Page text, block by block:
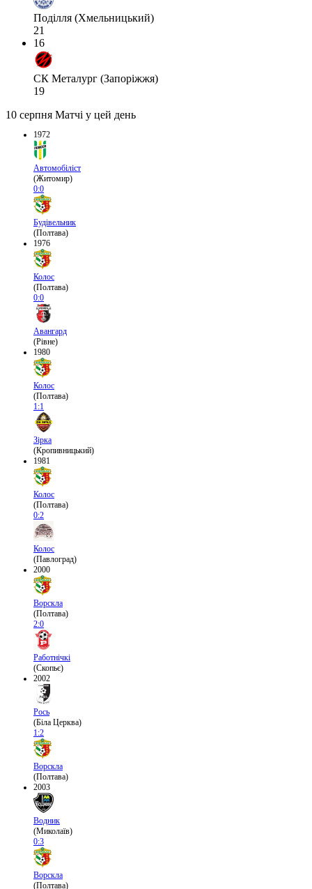
Поділля (Хмельницький)
21
16
СК Металург (Запоріжжя)
19
10 серпня Матчі у цей день
1972
Автомобіліст
(Житомир)
0:0
Будівельник
(Полтава)
1976
Колос
(Полтава)
0:0
Авангард
(Рівне)
1980
Колос
(Полтава)
1:1
Зірка
(Кропивницький)
1981
Колос
(Полтава)
0:2
Колос
(Павлоград)
2000
Ворскла
(Полтава)
2:0
Работнічкі
(Скопьє)
2002
Рось
(Біла Церква)
1:2
Ворскла
(Полтава)
2003
Водник
(Миколаїв)
0:3
Ворскла
(Полтава)